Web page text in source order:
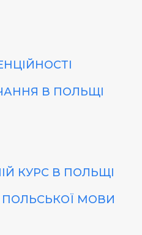
В ПОЛЬЩІ
КУРС В ПОЛЬЩІ
ПОЛЬСЬКОЇ МОВИ